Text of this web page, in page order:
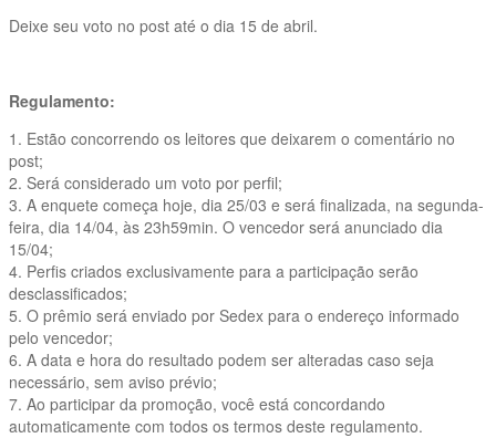
Deixe seu voto no post até o dia 15 de abril.
Regulamento:
1. Estão concorrendo os leitores que deixarem o comentário no
post;
2. Será considerado um voto por perfil;
3. A enquete começa hoje, dia 25/03 e será finalizada, na segunda-
feira, dia 14/04, às 23h59min. O vencedor será anunciado dia
15/04;
4. Perfis criados exclusivamente para a participação serão
desclassificados;
5. O prêmio será enviado por Sedex para o endereço informado
pelo vencedor;
6. A data e hora do resultado podem ser alteradas caso seja
necessário, sem aviso prévio;
7. Ao participar da promoção, você está concordando
automaticamente com todos os termos deste regulamento.